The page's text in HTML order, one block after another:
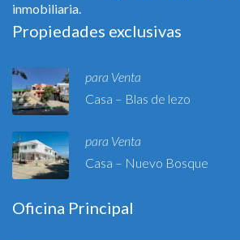
inmobiliaria.
Propiedades exclusivas
para Venta
Casa – Blas de lezo
para Venta
Casa – Nuevo Bosque
Oficina Principal